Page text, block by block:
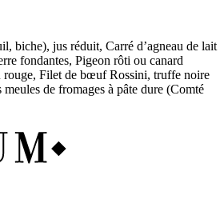
biche), jus réduit, Carré d’agneau de lait
fondantes, Pigeon rôti ou canard
rouge, Filet de bœuf Rossini, truffe noire
de fromages à pâte dure (Comté